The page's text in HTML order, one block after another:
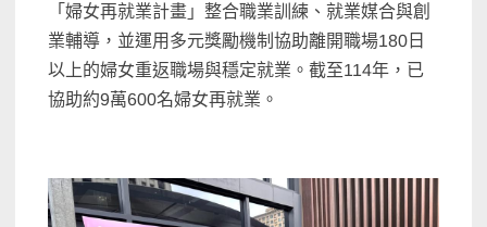
「婦女再就業計畫」整合職業訓練、就業媒合與創
業輔導，並運用多元獎勵機制協助離開職場180日
以上的婦女重返職場與穩定就業。截至114年，已
協助約9萬600名婦女再就業。